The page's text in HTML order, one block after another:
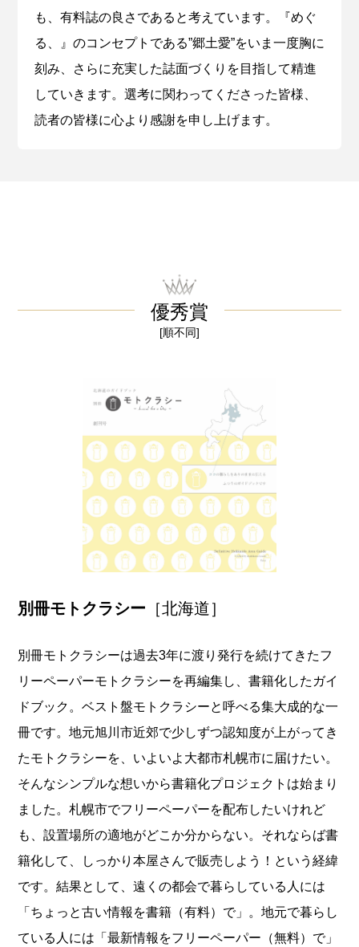
も、有料誌の良さであると考えています。『めぐ
る、』のコンセプトである”郷土愛”をいま一度胸に
刻み、さらに充実した誌面づくりを目指して精進
していきます。選考に関わってくださった皆様、
読者の皆様に心より感謝を申し上げます。
優秀賞
[順不同]
別冊モトクラシー ［北海道］
別冊モトクラシーは過去3年に渡り発行を続けてきたフ
リーペーパーモトクラシーを再編集し、書籍化したガイ
ドブック。ベスト盤モトクラシーと呼べる集大成的な一
冊です。地元旭川市近郊で少しずつ認知度が上がってき
たモトクラシーを、いよいよ大都市札幌市に届けたい。
そんなシンプルな想いから書籍化プロジェクトは始まり
ました。札幌市でフリーペーパーを配布したいけれど
も、設置場所の適地がどこか分からない。それならば書
籍化して、しっかり本屋さんで販売しよう！という経緯
です。結果として、遠くの都会で暮らしている人には
「ちょっと古い情報を書籍（有料）で」。地元で暮らし
ている人には「最新情報をフリーペーパー（無料）で」